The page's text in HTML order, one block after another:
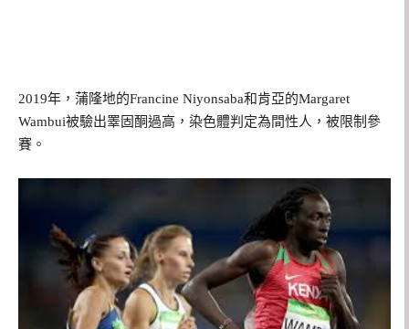
2019年，蒲隆地的Francine Niyonsaba和肯亞的Margaret
Wambui被驗出睪固酮過高，染色體判定為間性人，被限制參
賽。